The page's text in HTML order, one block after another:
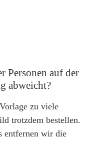
Personen auf der
abweicht?
zu viele
trotzdem bestellen.
entfernen wir die